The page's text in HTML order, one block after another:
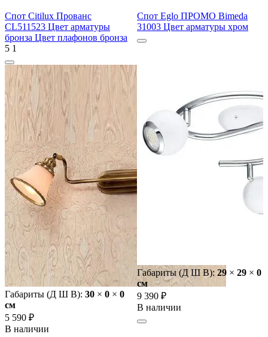
Спот Citilux Прованс
CL511523 Цвет арматуры
бронза Цвет плафонов бронза
5 1
Габариты (Д Ш В): 30 × 0 × 0
cм
5 590 ₽
В наличии
Спот Eglo ПРОМО Bimeda
31003 Цвет арматуры хром
Габариты (Д Ш В): 29 × 29 × 0
cм
9 390 ₽
В наличии